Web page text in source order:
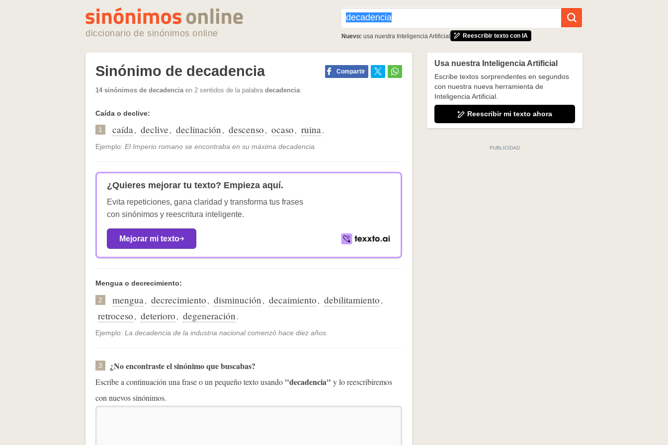
diccionario de sinónimos online Nuevo: usa nuestra Inteligencia Artificial Reescribir texto con IA
Sinónimo de decadencia Compartir
14 sinónimos de decadenciaen 2 sentidos de la palabra decadencia:
Caída o declive:
1 caída, declive, declinación, descenso, ocaso, ruina.
Ejemplo: El Imperio romano se encontraba en su máxima decadencia.
¿Quieres mejorar tu texto? Empieza aquí.
Evita repeticiones, gana claridad y transforma tus frases
con sinónimos y reescritura inteligente.
Mejorar mi texto
Mengua o decrecimiento:
2 mengua, decrecimiento, disminución, decaimiento, debilitamiento,
retroceso, deterioro, degeneración.
Ejemplo: La decadencia de la industria nacional comenzó hace diez años.
3 ¿No encontraste el sinónimo que buscabas?
Escribe a continuación una frase o un pequeño texto usando "decadencia" y lo reescribiremos
con nuevos sinónimos.
Usa nuestra Inteligencia Artificial
Escribe textos sorprendentes en segundos
con nuestra nueva herramienta de
Inteligencia Artificial.
Reescribir mi texto ahora